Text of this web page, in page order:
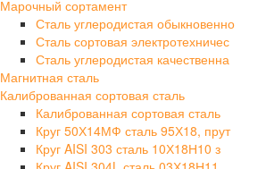
Марочный сортамент
Сталь углеродистая обыкновенно
Сталь сортовая электротехничес
Сталь углеродистая качественна
Магнитная сталь
Калиброванная сортовая сталь
Калиброванная сортовая сталь
Круг 50Х14МФ сталь 95Х18, прут
Круг AISI 303 сталь 10Х18Н10 з